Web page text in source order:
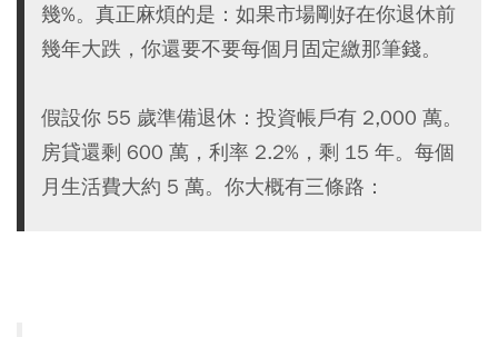
幾%。真正麻煩的是：如果市場剛好在你退休前
幾年大跌，你還要不要每個月固定繳那筆錢。
假設你 55 歲準備退休：投資帳戶有 2,000 萬。
房貸還剩 600 萬，利率 2.2%，剩 15 年。每個
月生活費大約 5 萬。你大概有三條路：